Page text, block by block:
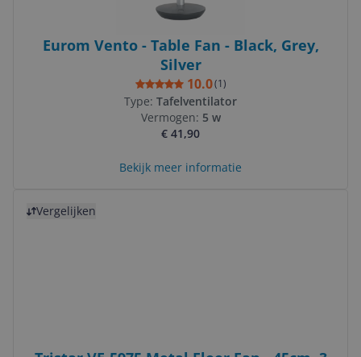
Eurom Vento - Table Fan - Black, Grey,
Silver
10.0(1)
Type: Tafelventilator
Vermogen: 5 w
€ 41,90
Bekijk meer informatie
Vergelijken